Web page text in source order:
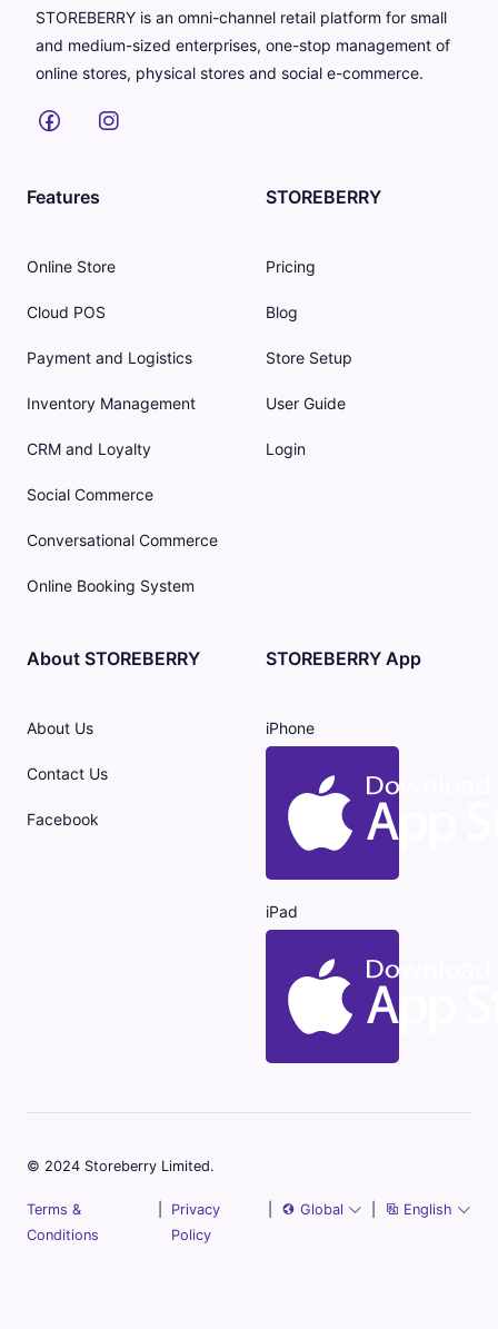
STOREBERRY is an omni-channel retail platform for small
and medium-sized enterprises, one-stop management of
online stores, physical stores and social e-commerce.
Features
Online Store
Cloud POS
Payment and Logistics
Inventory Management
CRM and Loyalty
Social Commerce
Conversational Commerce
Online Booking System
STOREBERRY
Pricing
Blog
Store Setup
User Guide
Login
About STOREBERRY
About Us
Contact Us
Facebook
STOREBERRY App
iPhone
iPad
© 2024 Storeberry Limited.
Terms &
Conditions
Privacy
Policy
Global English